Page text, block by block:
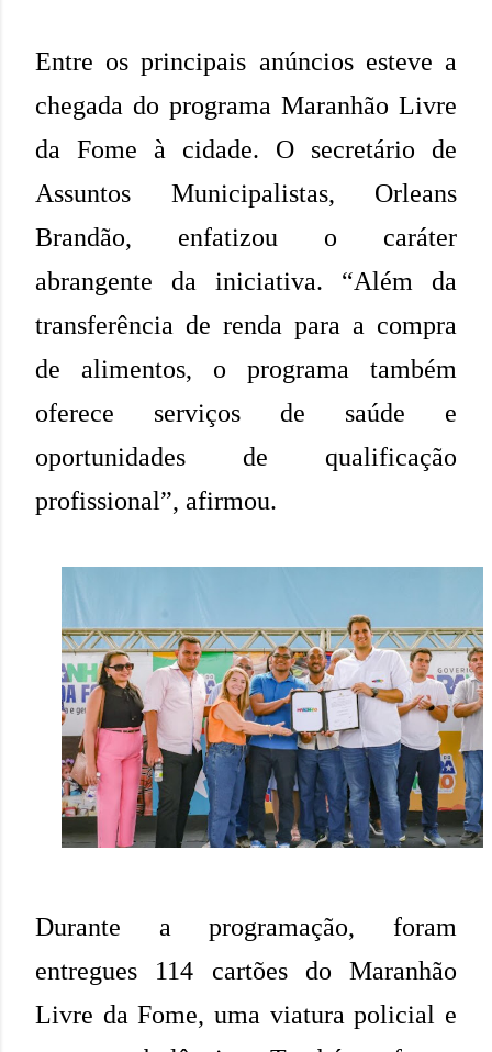
Entre os principais anúncios esteve a
chegada do programa Maranhão Livre
da Fome à cidade. O secretário de
Assuntos Municipalistas, Orleans
Brandão, enfatizou o caráter
abrangente da iniciativa. “Além da
transferência de renda para a compra
de alimentos, o programa também
oferece serviços de saúde e
oportunidades de qualificação
profissional”, afirmou.
Durante a programação, foram
entregues 114 cartões do Maranhão
Livre da Fome, uma viatura policial e